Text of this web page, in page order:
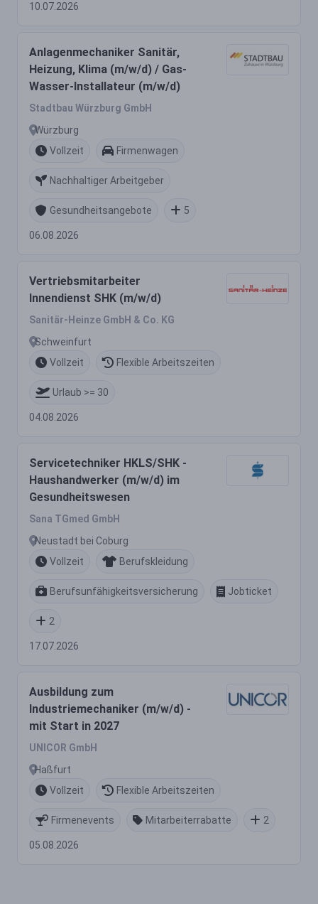
10.07.2026
Anlagenmechaniker Sanitär,
Heizung, Klima (m/w/d) / Gas-
Wasser-Installateur (m/w/d)
Stadtbau Würzburg GmbH
Würzburg
Vollzeit
Firmenwagen
Nachhaltiger Arbeitgeber
Gesundheitsangebote 5
06.08.2026
Vertriebsmitarbeiter
Innendienst SHK (m/w/d)
Sanitär-Heinze GmbH & Co. KG
Schweinfurt
Vollzeit
Flexible Arbeitszeiten
Urlaub >= 30
04.08.2026
Servicetechniker HKLS/SHK -
Haushandwerker (m/w/d) im
Gesundheitswesen
Sana TGmed GmbH
Neustadt bei Coburg
Vollzeit
Berufskleidung
Berufsunfähigkeitsversicherung Jobticket
2
17.07.2026
Ausbildung zum
Industriemechaniker (m/w/d) -
mit Start in 2027
UNICOR GmbH
Haßfurt
Vollzeit
Flexible Arbeitszeiten
Firmenevents Mitarbeiterrabatte 2
05.08.2026